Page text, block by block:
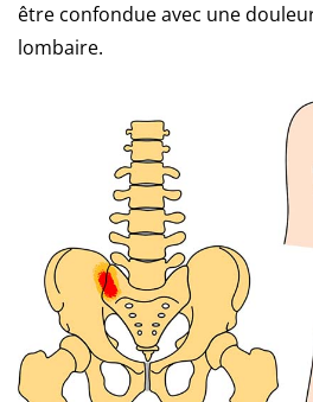
être confondue avec une
lombaire.